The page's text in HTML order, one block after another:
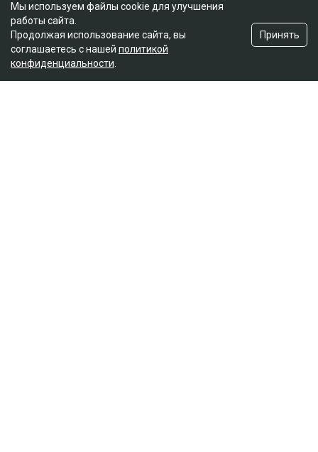
Мы используем файлы cookie для улучшения
работы сайта.
Продолжая использование сайта, вы
соглашаетесь с нашей политикой
конфиденциальности
Принять